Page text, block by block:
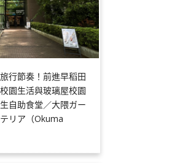
行節奏！前進早稻田
園生活與玻璃屋校園
自助食堂／大隈ガー
リア（Okuma